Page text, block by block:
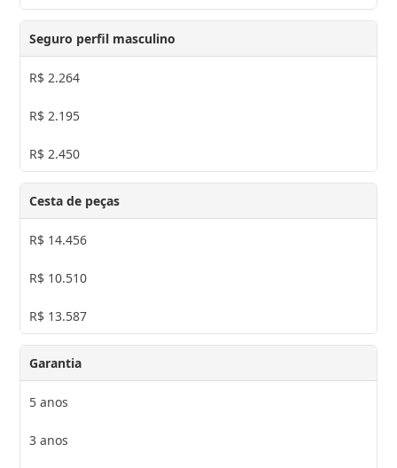
Seguro perfil masculino
R$ 2.264
R$ 2.195
R$ 2.450
Cesta de peças
R$ 14.456
R$ 10.510
R$ 13.587
Garantia
5 anos
3 anos